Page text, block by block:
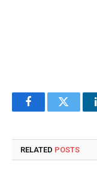
FacebookTwitter
RELATED POSTS